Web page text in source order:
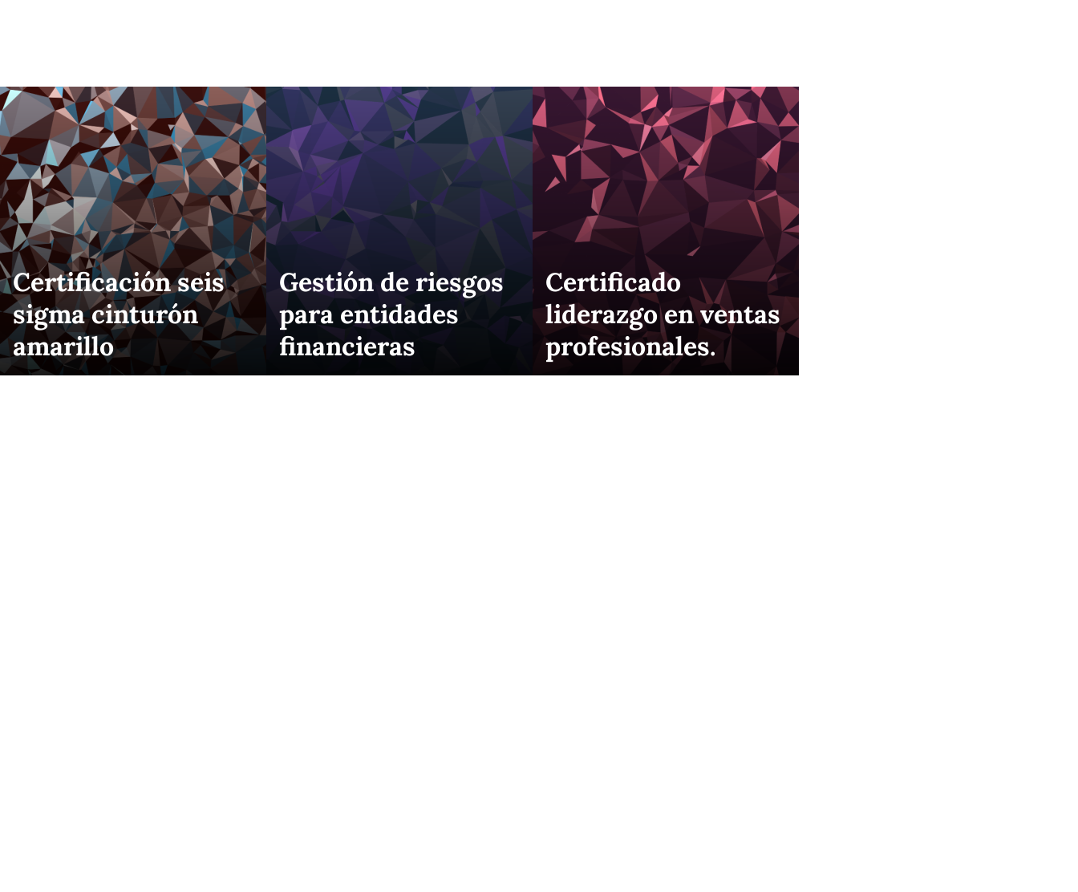
Certificación seis
sigma cinturón
amarillo
Gestión de riesgos
para entidades
financieras
Certificado
liderazgo en ventas
profesionales.